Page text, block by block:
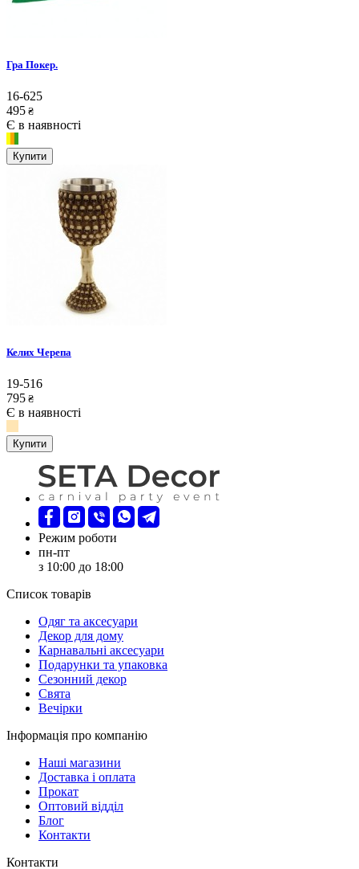
Гра Покер.
16-625
495 ₴
Є в наявності
Купити
Келих Черепа
19-516
795 ₴
Є в наявності
Купити
Режим роботи
пн-пт
з 10:00 до 18:00
Список товарів
Oдяг та аксесуари
Декор для дому
Карнавальні аксесуари
Подарунки та упаковка
Сезонний декор
Свята
Вечірки
Інформація про компанію
Наші магазини
Доставка і оплата
Прокат
Оптовий відділ
Блог
Контакти
Контакти